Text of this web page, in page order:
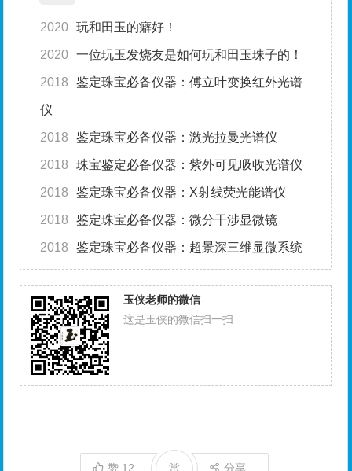
2020 玩和田玉的癖好！
2020 一位玩玉发烧友是如何玩和田玉珠子的！
2018 鉴定珠宝必备仪器：傅立叶变换红外光谱
仪
2018 鉴定珠宝必备仪器：激光拉曼光谱仪
2018 珠宝鉴定必备仪器：紫外可见吸收光谱仪
2018 鉴定珠宝必备仪器：X射线荧光能谱仪
2018 鉴定珠宝必备仪器：微分干涉显微镜
2018 鉴定珠宝必备仪器：超景深三维显微系统
玉侠老师的微信
这是玉侠的微信扫一扫
赞 12 分享
赏